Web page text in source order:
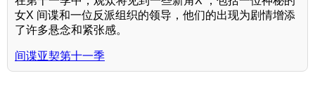
女X 间谍和一位反派组织的领导，他们的出现为剧情增添
了许多悬念和紧张感。
间谍亚契第十一季